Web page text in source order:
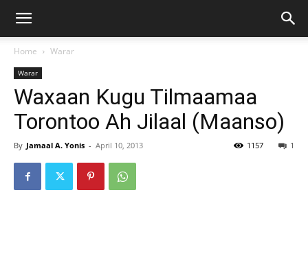
Home Warar
Warar
Waxaan Kugu Tilmaamaa
Torontoo Ah Jilaal (Maanso)
By Jamaal A. Yonis - April 10, 2013 1
1157